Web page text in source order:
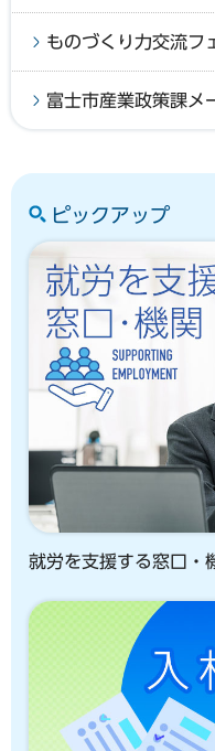
ものづくり力交流フ
富士市産業政策課メ
ピックアップ
就労を支援する窓口・